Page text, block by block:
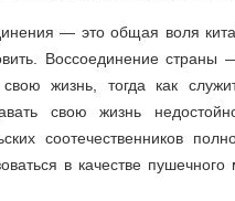
— это общая воля
Воссоединение
жизнь, тогда как
свою жизнь
соотечественников
в качестве